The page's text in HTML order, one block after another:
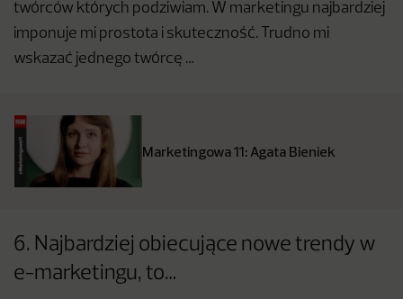
twórców których podziwiam. W marketingu najbardziej
imponuje mi prostota i skuteczność. Trudno mi
wskazać jednego twórcę …
Marketingowa 11: Agata Bieniek
6. Najbardziej obiecujące nowe trendy w
e-marketingu, to…